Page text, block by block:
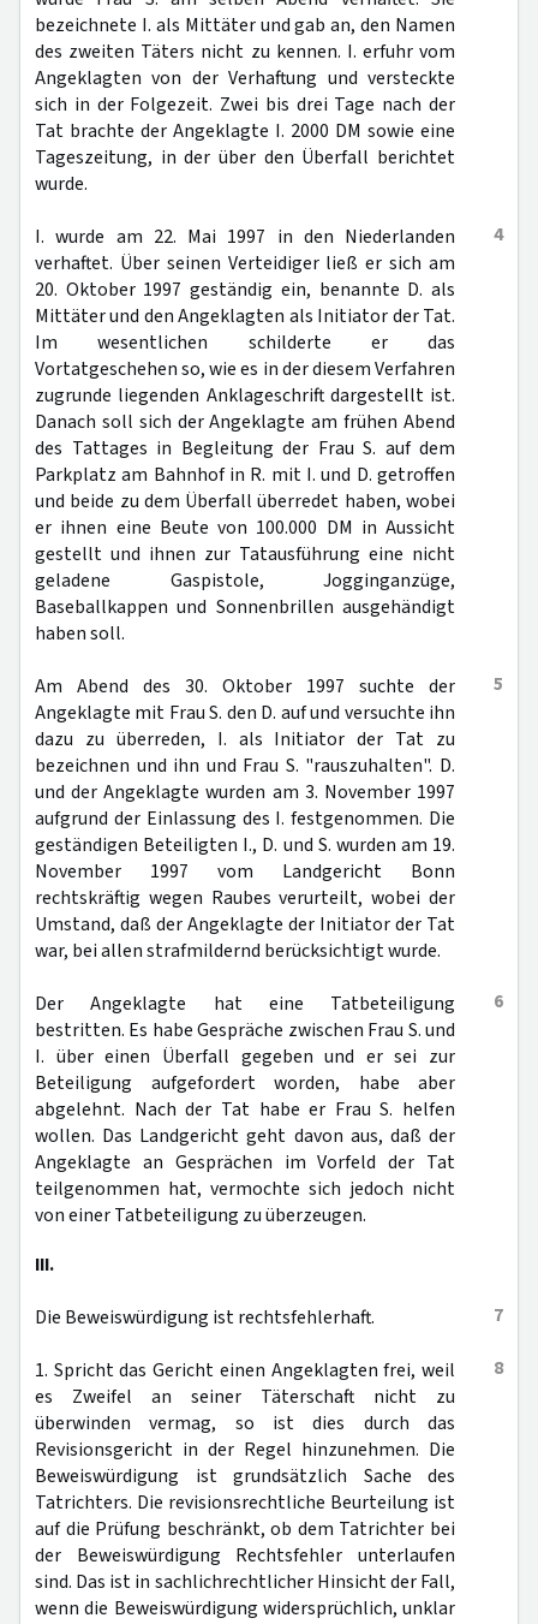
bezeichnete I. als Mittäter und gab an, den Namen
des zweiten Täters nicht zu kennen. I. erfuhr vom
Angeklagten von der Verhaftung und versteckte
sich in der Folgezeit. Zwei bis drei Tage nach der
Tat brachte der Angeklagte I. 2000 DM sowie eine
Tageszeitung, in der über den Überfall berichtet
wurde.
4
I. wurde am 22. Mai 1997 in den Niederlanden
verhaftet. Über seinen Verteidiger ließ er sich am
20. Oktober 1997 geständig ein, benannte D. als
Mittäter und den Angeklagten als Initiator der Tat.
Im wesentlichen schilderte er das
Vortatgeschehen so, wie es in der diesem Verfahren
zugrunde liegenden Anklageschrift dargestellt ist.
Danach soll sich der Angeklagte am frühen Abend
des Tattages in Begleitung der Frau S. auf dem
Parkplatz am Bahnhof in R. mit I. und D. getroffen
und beide zu dem Überfall überredet haben, wobei
er ihnen eine Beute von 100.000 DM in Aussicht
gestellt und ihnen zur Tatausführung eine nicht
geladene Gaspistole, Jogginganzüge,
Baseballkappen und Sonnenbrillen ausgehändigt
haben soll.
5
Am Abend des 30. Oktober 1997 suchte der
Angeklagte mit Frau S. den D. auf und versuchte ihn
dazu zu überreden, I. als Initiator der Tat zu
bezeichnen und ihn und Frau S. "rauszuhalten". D.
und der Angeklagte wurden am 3. November 1997
aufgrund der Einlassung des I. festgenommen. Die
geständigen Beteiligten I., D. und S. wurden am 19.
November 1997 vom Landgericht Bonn
rechtskräftig wegen Raubes verurteilt, wobei der
Umstand, daß der Angeklagte der Initiator der Tat
war, bei allen strafmildernd berücksichtigt wurde.
6
Der Angeklagte hat eine Tatbeteiligung
bestritten. Es habe Gespräche zwischen Frau S. und
I. über einen Überfall gegeben und er sei zur
Beteiligung aufgefordert worden, habe aber
abgelehnt. Nach der Tat habe er Frau S. helfen
wollen. Das Landgericht geht davon aus, daß der
Angeklagte an Gesprächen im Vorfeld der Tat
teilgenommen hat, vermochte sich jedoch nicht
von einer Tatbeteiligung zu überzeugen.
III.
7
Die Beweiswürdigung ist rechtsfehlerhaft.
8
1. Spricht das Gericht einen Angeklagten frei, weil
es Zweifel an seiner Täterschaft nicht zu
überwinden vermag, so ist dies durch das
Revisionsgericht in der Regel hinzunehmen. Die
Beweiswürdigung ist grundsätzlich Sache des
Tatrichters. Die revisionsrechtliche Beurteilung ist
auf die Prüfung beschränkt, ob dem Tatrichter bei
der Beweiswürdigung Rechtsfehler unterlaufen
sind. Das ist in sachlichrechtlicher Hinsicht der Fall,
wenn die Beweiswürdigung widersprüchlich, unklar